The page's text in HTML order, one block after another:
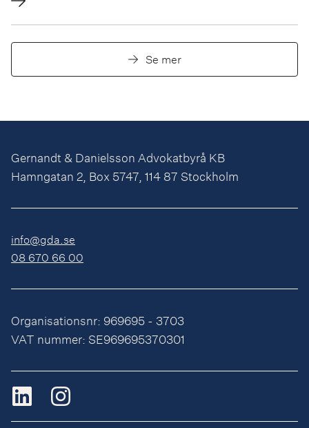
prestigefylld och oberoende guide till världens
ledande advokatbyråer inom internationella
skiljeförfaranden och innehåller omfattande analyser.
Se mer
Gernandt & Danielsson Advokatbyrå KB
Hamngatan 2, Box 5747, 114 87 Stockholm
info@gda.se
08 670 66 00
Organisationsnr: 969695 - 3703
VAT nummer: SE969695370301